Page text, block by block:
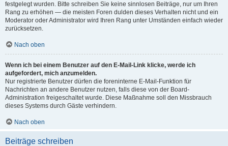
festgelegt wurden. Bitte schreiben Sie keine sinnlosen Beiträge, nur um Ihren
Rang zu erhöhen — die meisten Foren dulden dieses Verhalten nicht und ein
Moderator oder Administrator wird Ihren Rang unter Umständen einfach wieder
zurücksetzen.
Nach oben
Wenn ich bei einem Benutzer auf den E-Mail-Link klicke, werde ich
aufgefordert, mich anzumelden.
Nur registrierte Benutzer dürfen die foreninterne E-Mail-Funktion für
Nachrichten an andere Benutzer nutzen, falls diese von der Board-
Administration freigeschaltet wurde. Diese Maßnahme soll den Missbrauch
dieses Systems durch Gäste verhindern.
Nach oben
Beiträge schreiben